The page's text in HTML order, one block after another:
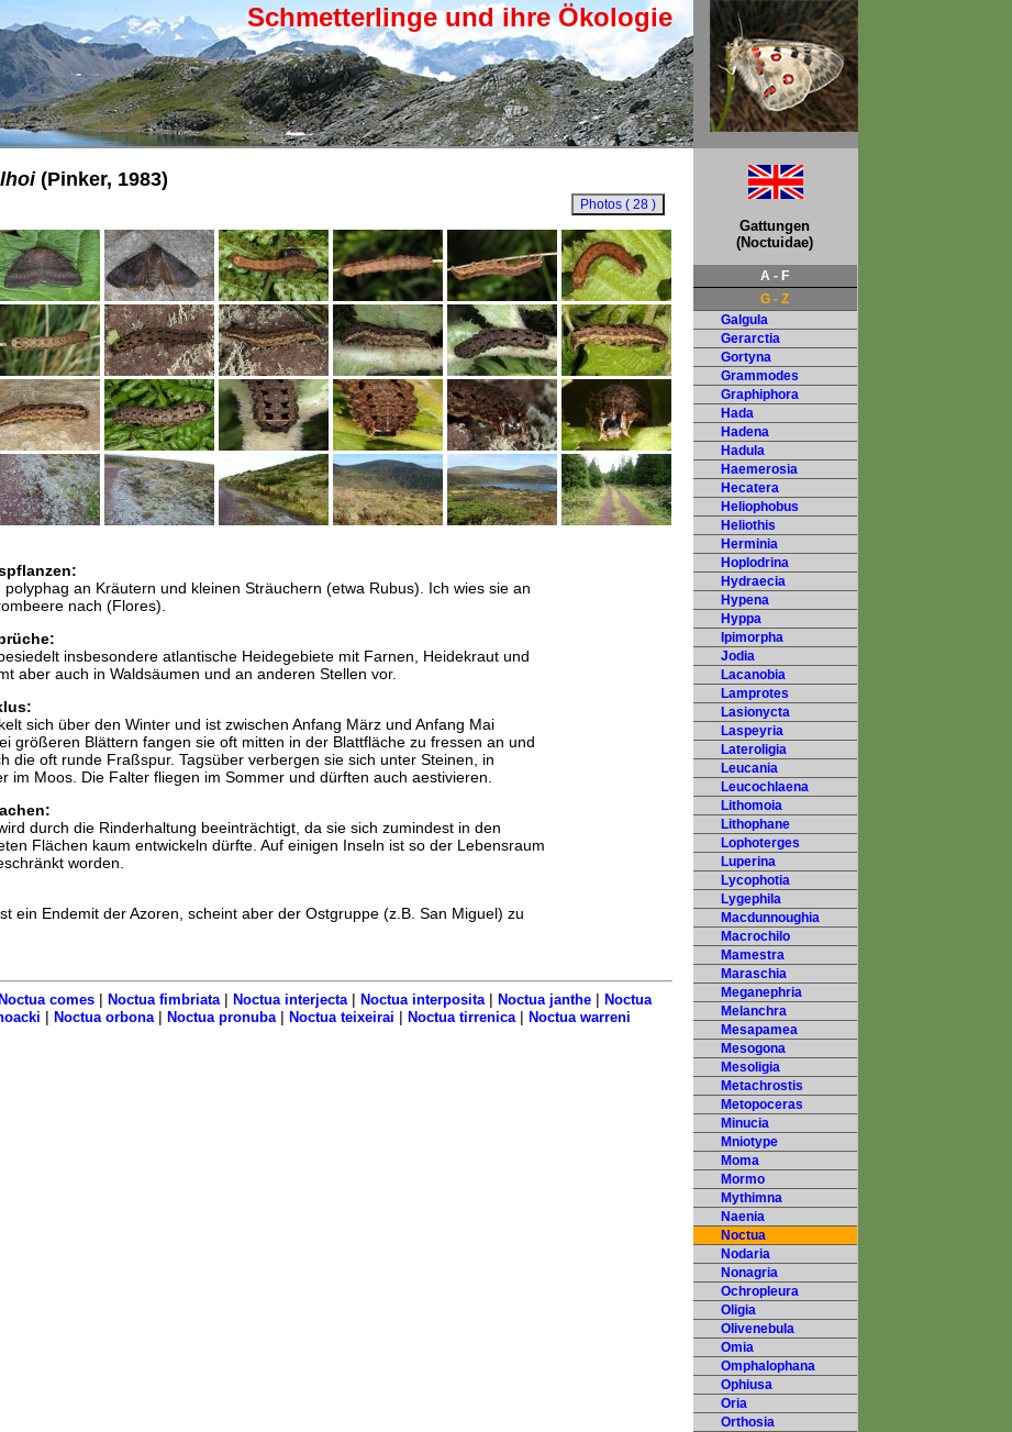
Schmetterlinge und ihre Ökologie
(Pinker, 1983)
polyphag an Kräutern und kleinen Sträuchern (etwa Rubus). Ich wies sie an
nach (Flores).
insbesondere atlantische Heidegebiete mit Farnen, Heidekraut und
aber auch in Waldsäumen und an anderen Stellen vor.
sich über den Winter und ist zwischen Anfang März und Anfang Mai
größeren Blättern fangen sie oft mitten in der Blattfläche zu fressen an und
die oft runde Fraßspur. Tagsüber verbergen sie sich unter Steinen, in
im Moos. Die Falter fliegen im Sommer und dürften auch aestivieren.
durch die Rinderhaltung beeinträchtigt, da sie sich zumindest in den
Flächen kaum entwickeln dürfte. Auf einigen Inseln ist so der Lebensraum
worden.
ein Endemit der Azoren, scheint aber der Ostgruppe (z.B. San Miguel) zu
Noctua comes| Noctua fimbriata| Noctua interjecta| Noctua interposita| Noctua janthe| Noctua
| Noctua orbona| Noctua pronuba| Noctua teixeirai | Noctua tirrenica| Noctua warreni
Gattungen
(Noctuidae)
A - F
G - Z
Galgula
Gerarctia
Gortyna
Grammodes
Graphiphora
Hada
Hadena
Hadula
Haemerosia
Hecatera
Heliophobus
Heliothis
Herminia
Hoplodrina
Hydraecia
Hypena
Hyppa
Ipimorpha
Jodia
Lacanobia
Lamprotes
Lasionycta
Laspeyria
Lateroligia
Leucania
Leucochlaena
Lithomoia
Lithophane
Lophoterges
Luperina
Lycophotia
Lygephila
Macdunnoughia
Macrochilo
Mamestra
Maraschia
Meganephria
Melanchra
Mesapamea
Mesogona
Mesoligia
Metachrostis
Metopoceras
Minucia
Mniotype
Moma
Mormo
Mythimna
Naenia
Noctua
Nodaria
Nonagria
Ochropleura
Oligia
Olivenebula
Omia
Omphalophana
Ophiusa
Oria
Orthosia